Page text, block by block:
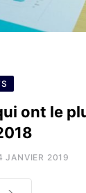
ont le
JANVIER 2019